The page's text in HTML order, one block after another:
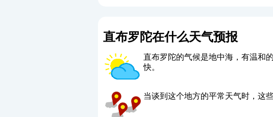
直布罗陀在什么天气预报
直布罗陀的气候是地中海，有温和
快。
当谈到这个地方的平常天气时，这